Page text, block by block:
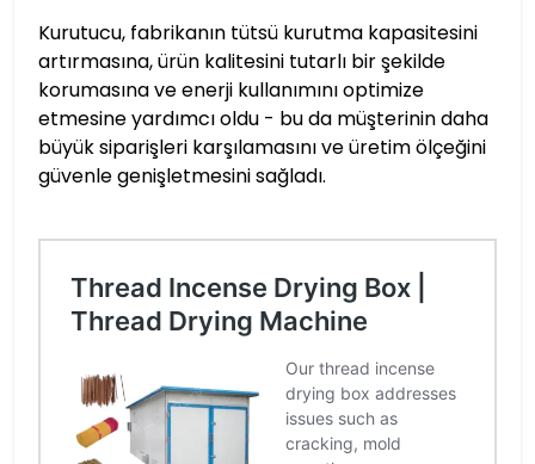
Kurutucu, fabrikanın tütsü kurutma kapasitesini
artırmasına, ürün kalitesini tutarlı bir şekilde
korumasına ve enerji kullanımını optimize
etmesine yardımcı oldu - bu da müşterinin daha
büyük siparişleri karşılamasını ve üretim ölçeğini
güvenle genişletmesini sağladı.